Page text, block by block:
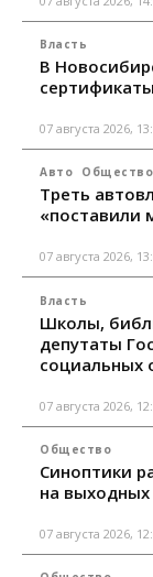
Власть
В
07 августа 2026,
Авто Общество
Треть
«поставили
07 августа 2026,
Власть
Школы,
депутаты
социальных
07 августа 2026,
Общество
Синоптики
на выходных
07 августа 2026,